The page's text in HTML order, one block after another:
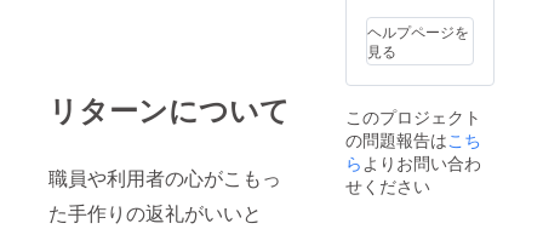
リターンについて
職員や利用者の心がこもっ
た手作りの返礼がいいと
ヘルプページを
見る
このプロジェクト
の問題報告はこち
らよりお問い合わ
せください